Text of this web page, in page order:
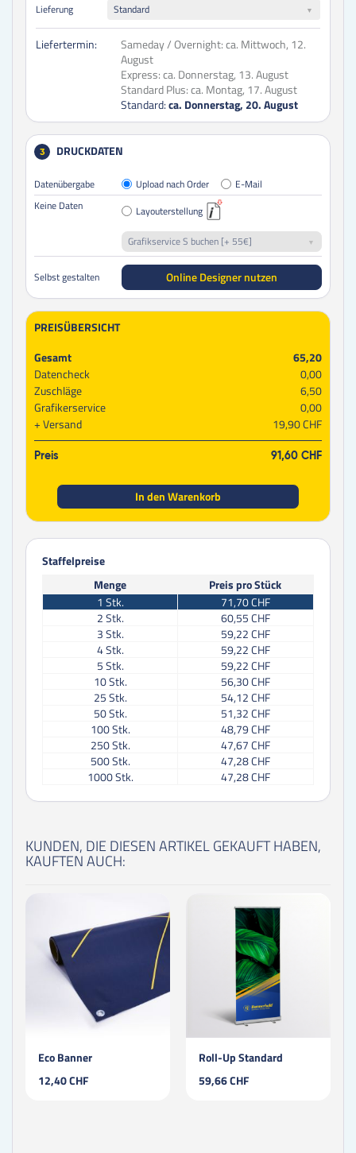
Lieferung
Standard
Liefertermin: Sameday / Overnight:ca. Mittwoch, 12.
August
Express:ca. Donnerstag, 13. August
Standard Plus:ca. Montag, 17. August
Standard:ca. Donnerstag, 20. August
3 DRUCKDATEN
Datenübergabe Upload nach Order
E-Mail
Keine Daten
Layouterstellung
Grafikservice S buchen [+ 55€]
Selbst gestalten Online Designer nutzen
PREISÜBERSICHT
Gesamt
65,20
Datencheck
0,00
Zuschläge
6,50
Grafikerservice
0,00
Versand
19,90 CHF
Preis 91,60 CHF
In den Warenkorb
Staffelpreise
Menge
Preis pro Stück
1 Stk.
71,70 CHF
2Stk.
60,55 CHF
3Stk.
59,22 CHF
4Stk.
59,22 CHF
5Stk.
59,22 CHF
10Stk.
56,30 CHF
25Stk.
54,12 CHF
50Stk.
51,32 CHF
100Stk.
48,79 CHF
250Stk.
47,67 CHF
500Stk.
47,28 CHF
1000Stk. 47,28 CHF
KUNDEN, DIE DIESEN ARTIKEL GEKAUFT HABEN,
KAUFTEN AUCH:
Eco Banner
12,40 CHF
Roll-Up Standard
59,66 CHF